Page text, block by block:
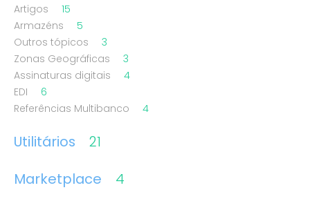
Artigos
15
Armazéns
5
Outros tópicos
3
Zonas Geográficas
3
Assinaturas digitais
4
EDI
6
Referências Multibanco
4
Utilitários
21
Marketplace
4